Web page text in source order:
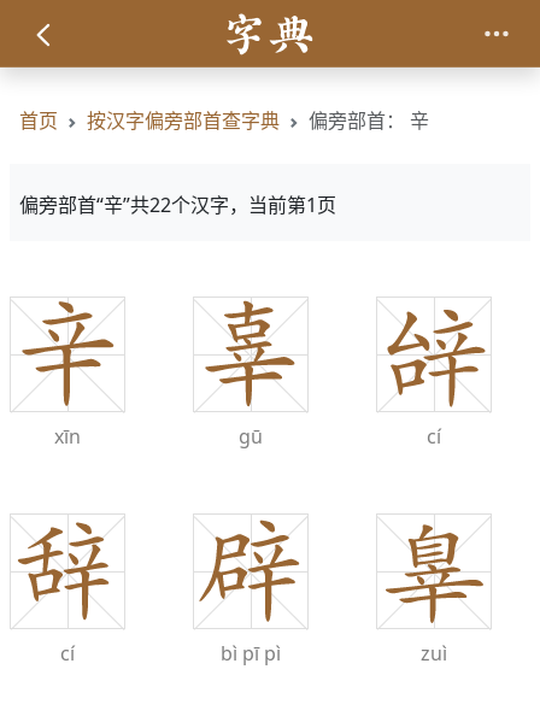
首页 按汉字偏旁部首查字典 偏旁部首： 辛
偏旁部首“辛”共22个汉字，当前第1页
xīn gū cí
cí bì pī pì zuì